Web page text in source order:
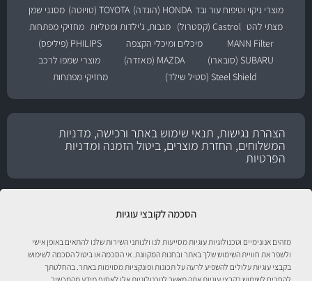
הסכמה לקובצי עוגיות
מזהים אנונימיים וטכנולוגיות עוגיות מסייעות לנו ולנותני השירות שלנו להתאים באופן אישי
ולשפר את חוויית השימוש שלך באתר ובחנות המקוונת. אי הסכמה או ביטול הסכמה לשימוש
בקבצי עוגיות עלולים להשפיע לרעה על תכונות ופונקציות מסוימות באתר. בהחלטתך
מוצרי ניקוי וטיפוח עור ובד HONDA (הונדה) TOYOTA (טויוטה)
מסנני שמן
מצתי להט Castrol (קסטרול) מגבות, ג'ילדות ומטליות מחזיקי מפתחות
MANN Filter
מיכלים ומיכלי הקצפה
PHILIPS (פיליפס)
SUBARU (סובארו)
MAZDA (מאזדה)
מוצרי שמפו לרכב
Steel Shield (סטיל שילד)
מחזיקי מפתחות
הצהרת נגישות, תנאי שימוש באתר ורכישה, מדניות
המשלוחים, החזרת מוצרים, ביטול הזמנה ומדניות
הפרטיות